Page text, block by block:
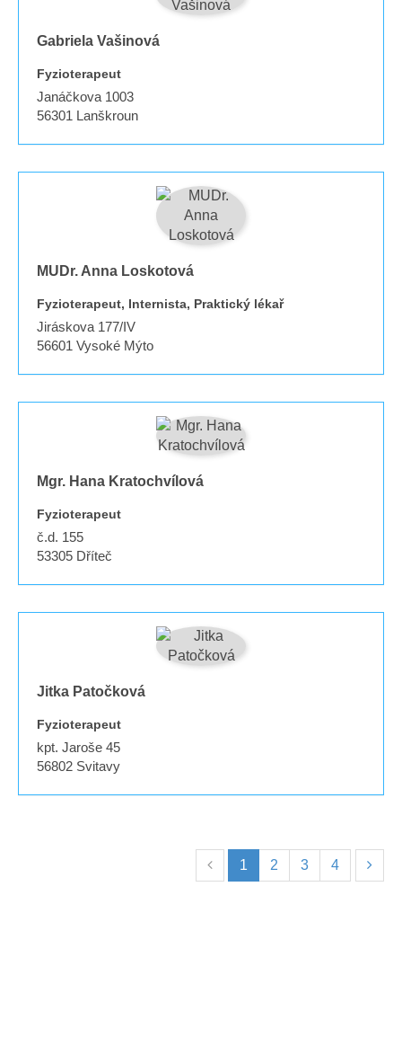
Gabriela Vašinová
Fyzioterapeut
Janáčkova 1003
56301 Lanškroun
MUDr. Anna Loskotová
Fyzioterapeut, Internista, Praktický lékař
Jiráskova 177/IV
56601 Vysoké Mýto
Mgr. Hana Kratochvílová
Fyzioterapeut
č.d. 155
53305 Dříteč
Jitka Patočková
Fyzioterapeut
kpt. Jaroše 45
56802 Svitavy
1 2 3 4